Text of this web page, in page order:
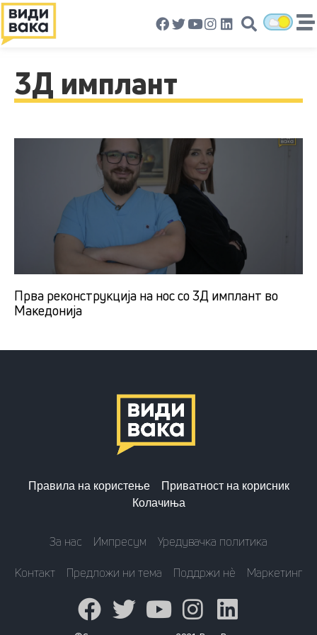
3Д имплант
Прва реконструкција на нос со 3Д имплант во
Македонија
Правила на користење
Приватност на корисник
Колачиња
За нас Импресум
Уредувачка политика
Контакт
Предложи ни тема Поддржи нè Маркетинг